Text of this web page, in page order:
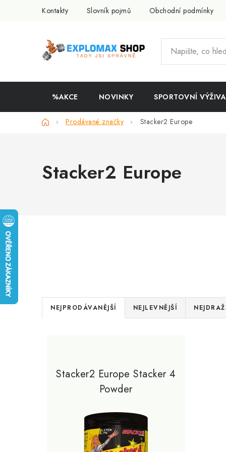
Kontakty Slovník pojmů Obchodní podmínky
%AKCE NOVINKY SPORTOVNÍ VÝŽIVA
DomůProdávané značky Stacker2 Europe
Stacker2 Europe
Ř
a
NEJPRODÁVANĚJŠÍ NEJLEVNĚJŠÍ
Stacker2 Europe Stacker 4
Powder